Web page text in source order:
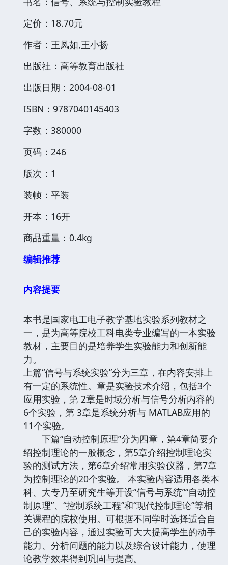
定价：18.70元
作者：王凤如,王小扬
出版社：高等教育出版社
出版日期：2004-08-01
ISBN：9787040145403
字数：380000
页码：246
版次：1
装帧：平装
开本：16开
商品重量：0.4kg
编辑推荐
内容提要
本书是国家电工电子教学基地实验系列教材之
一，是为高等院校工科电类专业编写的一本实验
教材，主要目的是培养学生实验能力和创新能
力。
上篇“信号与系统实验”分为三章，在内容安排上
有一定的系统性。章是实验技术介绍，包括3个
应用实验，第 2章是时域分析与信号分析内容的
6个实验，第 3章是系统分析与 MATLAB应用的
11个实验。
下篇“自动控制原理”分为四章，第4章简要介
绍控制理论的一般概念，第5章介绍控制理论实
验的测试方法，第6章介绍常用实验仪器，第7章
为控制理论的20个实验。 本实验内容适用各类本
科、大专乃至研究生等开设“信号与系统”“自动控
制原理”、“控制系统工程”和“现代控制理论”等相
关课程的院校使用。可根据不同学时选择适合自
己的实验内容，通过实验可大大提高学生的动手
能力、分析问题的能力以及综合设计能力，使理
论教学效果得到巩固与提高。